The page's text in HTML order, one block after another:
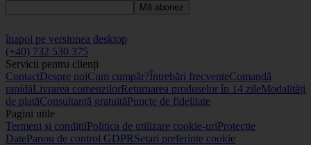
Mă abonez
înapoi pe versiunea desktop
(+40) 732 530 375
Servicii pentru clienți
ContactDespre noiCum cumpăr?Întrebări frecventeComandă
rapidăLivrarea comenzilorReturnarea produselor în 14 zileModalități
de platăConsultanță gratuităPuncte de fidelitate
Pagini utile
Termeni și condițiiPolitica de utilizare cookie-uriProtecție
DatePanou de control GDPRSetari preferinte cookie